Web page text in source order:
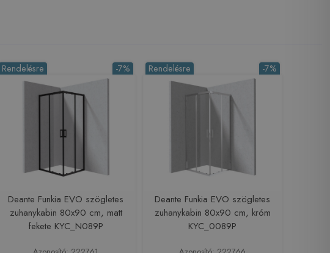
-7%
Rendelésre
Deante Funkia EVO szögletes
zuhanykabin 80x90 cm, matt
fekete KYC_N089P
-7%
Rendelésre
Deante Funkia EVO szögletes
zuhanykabin 80x90 cm, króm
KYC_0089P